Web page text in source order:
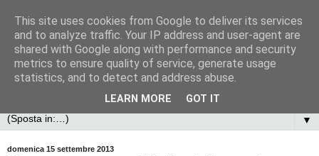
▼
domenica 15 settembre 2013
This site uses cookies from Google to deliver its services
and to analyze traffic. Your IP address and user-agent are
shared with Google along with performance and security
metrics to ensure quality of service, generate usage
statistics, and to detect and address abuse.
LEARN MORE GOT IT